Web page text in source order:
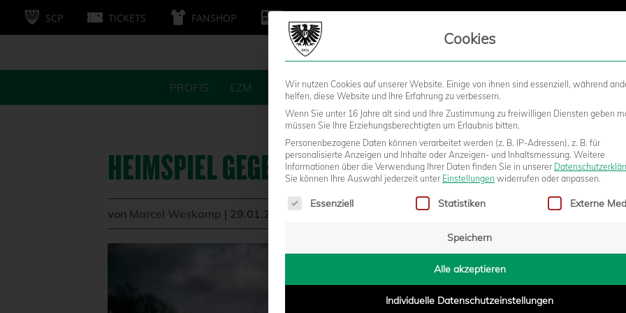
SCP TICKETS FANSHOP
PROFIS LZM FANS STADION BUSINESS KIDS
HEIMSPIEL GEGEN DEN SV STRAELEN ABGESAGT
von Marcel Weskamp | 29.01.2021 - 15:20
Cookies
Wir nutzen Cookies auf unserer Website. Einige von ihnen sind essenziell, während
helfen, diese Website und Ihre Erfahrung zu verbessern.
Wenn Sie unter 16 Jahre alt sind und Ihre Zustimmung zu freiwilligen Diensten geben
müssen Sie Ihre Erziehungsberechtigten um Erlaubnis bitten.
Personenbezogene Daten können verarbeitet werden (z. B. IP-Adressen), z. B. für
personalisierte Anzeigen und Inhalte oder Anzeigen- und Inhaltsmessung. Weitere
Informationen über die Verwendung Ihrer Daten finden Sie in unserer
Sie können Ihre Auswahl jederzeit unter Einstellungen widerrufen oder anpassen.
Es folgt eine Liste der Service-Gruppen, für die eine Einwilligung erteilt
Essenziell Statistiken Externe
Speichern
Alle akzeptieren
Individuelle Datenschutzeinstellungen